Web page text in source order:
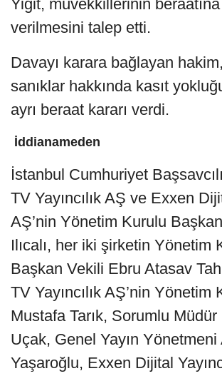
Yiğit, müvekkillerinin
verilmesini talep etti.
Davayı karara bağlayan
sanıklar hakkında kasıt
ayrı beraat kararı verdi.
İddianameden
İstanbul Cumhuriyet
TV Yayıncılık AŞ ve Exxen
AŞ’nin Yönetim Kurulu
Ilıcalı, her iki şirketin Yönetim
Başkan Vekili Ebru Atasav
TV Yayıncılık AŞ’nin Yönetim
Mustafa Tarık, Sorumlu
Uçak, Genel Yayın Yönetmeni
Yaşaroğlu, Exxen Dijital